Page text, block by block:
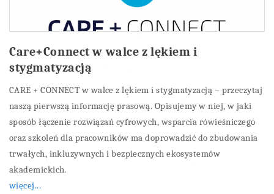
Care+Connect w walce z lękiem i
stygmatyzacją
CARE + CONNECT w walce z lękiem i stygmatyzacją – przeczytaj
naszą pierwszą informację prasową. Opisujemy w niej, w jaki
sposób łączenie rozwiązań cyfrowych, wsparcia rówieśniczego
oraz szkoleń dla pracowników ma doprowadzić do zbudowania
trwałych, inkluzywnych i bezpiecznych ekosystemów
akademickich.
więcej...